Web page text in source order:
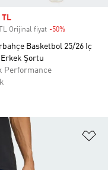
TL
Orijinal fiyat -50%
Basketbol 25/26 Iç
Erkek Şortu
Performance